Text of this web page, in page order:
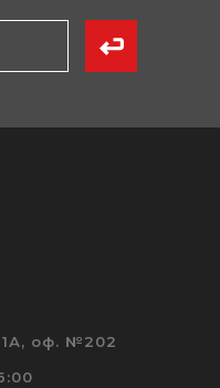
оф. №202